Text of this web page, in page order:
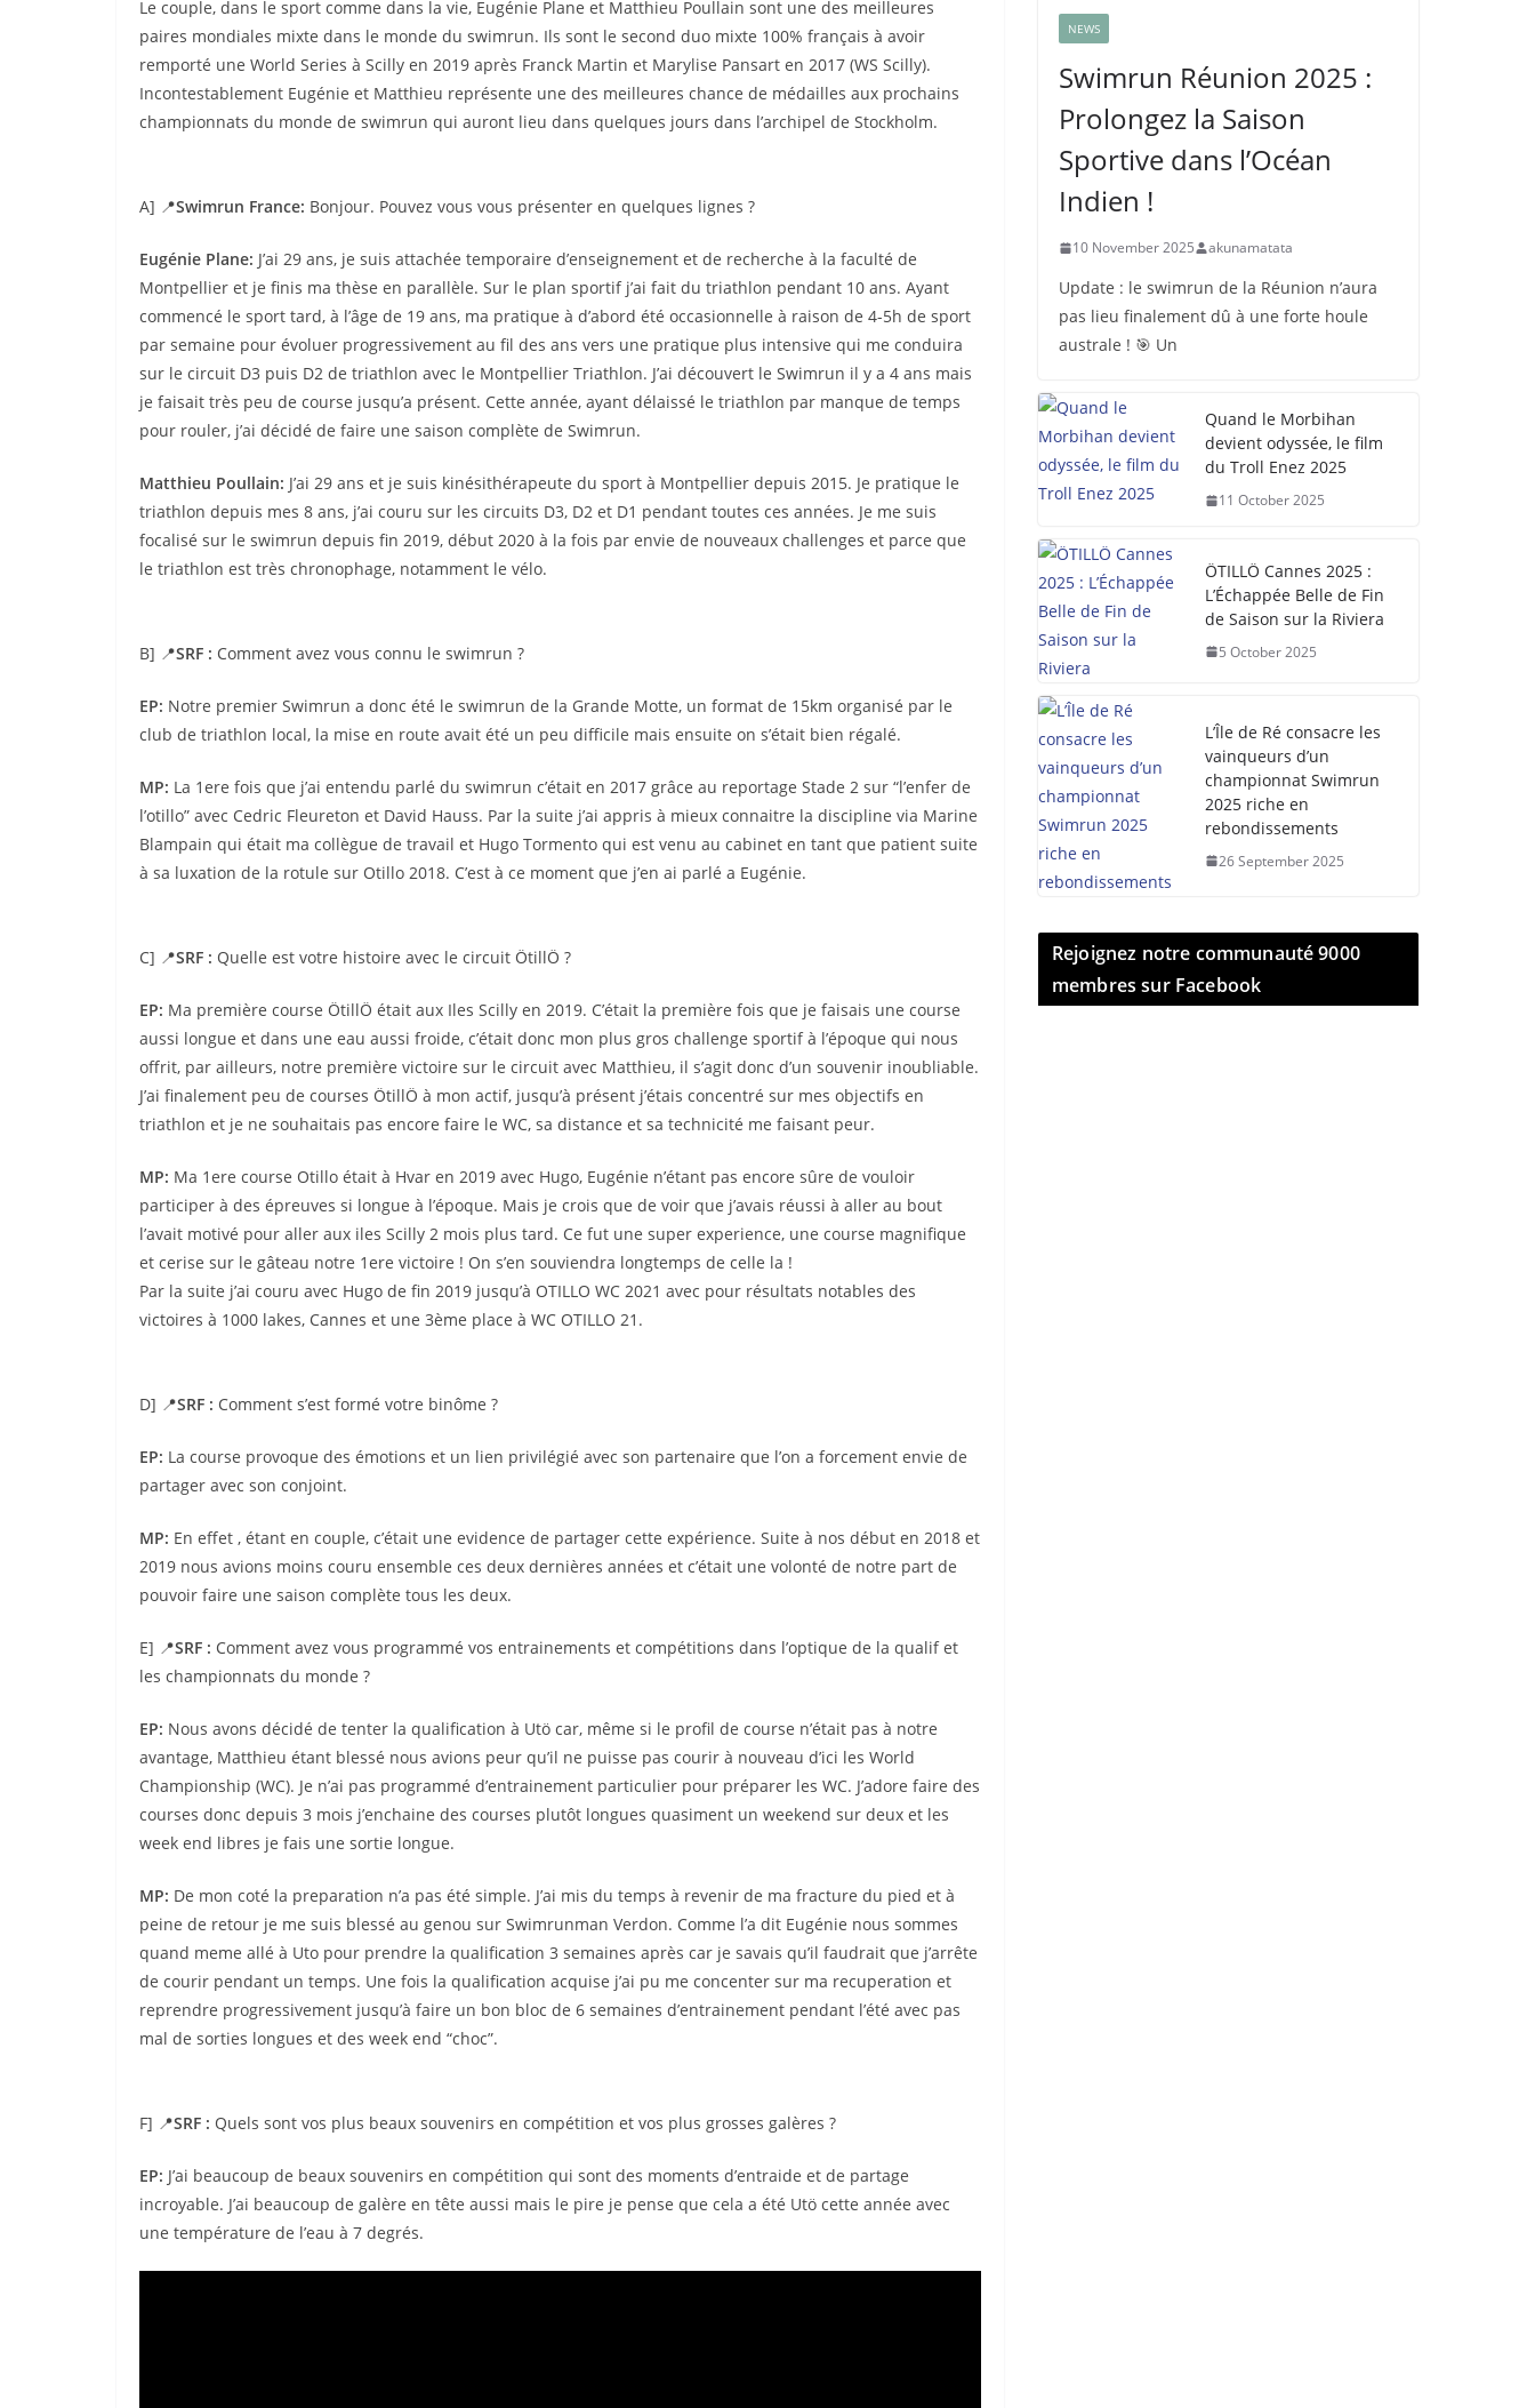
Le couple, dans le sport comme dans la vie, Eugénie Plane et Matthieu Poullain sont une des meilleures
paires mondiales mixte dans le monde du swimrun. Ils sont le second duo mixte 100% français à avoir
remporté une World Series à Scilly en 2019 après Franck Martin et Marylise Pansart en 2017 (WS Scilly).
Incontestablement Eugénie et Matthieu représente une des meilleures chance de médailles aux prochains
championnats du monde de swimrun qui auront lieu dans quelques jours dans l’archipel de Stockholm.
A] 📍Swimrun France: Bonjour. Pouvez vous vous présenter en quelques lignes ?
Eugénie Plane: J’ai 29 ans, je suis attachée temporaire d’enseignement et de recherche à la faculté de
Montpellier et je finis ma thèse en parallèle. Sur le plan sportif j’ai fait du triathlon pendant 10 ans. Ayant
commencé le sport tard, à l’âge de 19 ans, ma pratique à d’abord été occasionnelle à raison de 4-5h de sport
par semaine pour évoluer progressivement au fil des ans vers une pratique plus intensive qui me conduira
sur le circuit D3 puis D2 de triathlon avec le Montpellier Triathlon. J’ai découvert le Swimrun il y a 4 ans mais
je faisait très peu de course jusqu’a présent. Cette année, ayant délaissé le triathlon par manque de temps
pour rouler, j’ai décidé de faire une saison complète de Swimrun.
Matthieu Poullain: J’ai 29 ans et je suis kinésithérapeute du sport à Montpellier depuis 2015. Je pratique le
triathlon depuis mes 8 ans, j’ai couru sur les circuits D3, D2 et D1 pendant toutes ces années. Je me suis
focalisé sur le swimrun depuis fin 2019, début 2020 à la fois par envie de nouveaux challenges et parce que
le triathlon est très chronophage, notamment le vélo.
B] 📍SRF : Comment avez vous connu le swimrun ?
EP: Notre premier Swimrun a donc été le swimrun de la Grande Motte, un format de 15km organisé par le
club de triathlon local, la mise en route avait été un peu difficile mais ensuite on s’était bien régalé.
MP: La 1ere fois que j’ai entendu parlé du swimrun c’était en 2017 grâce au reportage Stade 2 sur “l’enfer de
l’otillo” avec Cedric Fleureton et David Hauss. Par la suite j’ai appris à mieux connaitre la discipline via Marine
Blampain qui était ma collègue de travail et Hugo Tormento qui est venu au cabinet en tant que patient suite
à sa luxation de la rotule sur Otillo 2018. C’est à ce moment que j’en ai parlé a Eugénie.
C] 📍SRF : Quelle est votre histoire avec le circuit ÖtillÖ ?
EP: Ma première course ÖtillÖ était aux Iles Scilly en 2019. C’était la première fois que je faisais une course
aussi longue et dans une eau aussi froide, c’était donc mon plus gros challenge sportif à l’époque qui nous
offrit, par ailleurs, notre première victoire sur le circuit avec Matthieu, il s’agit donc d’un souvenir inoubliable.
J’ai finalement peu de courses ÖtillÖ à mon actif, jusqu’à présent j’étais concentré sur mes objectifs en
triathlon et je ne souhaitais pas encore faire le WC, sa distance et sa technicité me faisant peur.
MP: Ma 1ere course Otillo était à Hvar en 2019 avec Hugo, Eugénie n’étant pas encore sûre de vouloir
participer à des épreuves si longue à l’époque. Mais je crois que de voir que j’avais réussi à aller au bout
l’avait motivé pour aller aux iles Scilly 2 mois plus tard. Ce fut une super experience, une course magnifique
et cerise sur le gâteau notre 1ere victoire ! On s’en souviendra longtemps de celle la !
Par la suite j’ai couru avec Hugo de fin 2019 jusqu’à OTILLO WC 2021 avec pour résultats notables des
victoires à 1000 lakes, Cannes et une 3ème place à WC OTILLO 21.
D] 📍SRF : Comment s’est formé votre binôme ?
EP: La course provoque des émotions et un lien privilégié avec son partenaire que l’on a forcement envie de
partager avec son conjoint.
MP: En effet , étant en couple, c’était une evidence de partager cette expérience. Suite à nos début en 2018 et
2019 nous avions moins couru ensemble ces deux dernières années et c’était une volonté de notre part de
pouvoir faire une saison complète tous les deux.
E] 📍SRF : Comment avez vous programmé vos entrainements et compétitions dans l’optique de la qualif et
les championnats du monde ?
EP: Nous avons décidé de tenter la qualification à Utö car, même si le profil de course n’était pas à notre
avantage, Matthieu étant blessé nous avions peur qu’il ne puisse pas courir à nouveau d’ici les World
Championship (WC). Je n’ai pas programmé d’entrainement particulier pour préparer les WC. J’adore faire des
courses donc depuis 3 mois j’enchaine des courses plutôt longues quasiment un weekend sur deux et les
week end libres je fais une sortie longue.
MP: De mon coté la preparation n’a pas été simple. J’ai mis du temps à revenir de ma fracture du pied et à
peine de retour je me suis blessé au genou sur Swimrunman Verdon. Comme l’a dit Eugénie nous sommes
quand meme allé à Uto pour prendre la qualification 3 semaines après car je savais qu’il faudrait que j’arrête
de courir pendant un temps. Une fois la qualification acquise j’ai pu me concenter sur ma recuperation et
reprendre progressivement jusqu’à faire un bon bloc de 6 semaines d’entrainement pendant l’été avec pas
mal de sorties longues et des week end “choc”.
F] 📍SRF : Quels sont vos plus beaux souvenirs en compétition et vos plus grosses galères ?
EP: J’ai beaucoup de beaux souvenirs en compétition qui sont des moments d’entraide et de partage
incroyable. J’ai beaucoup de galère en tête aussi mais le pire je pense que cela a été Utö cette année avec
une température de l’eau à 7 degrés.
NEWS
Swimrun Réunion 2025 :
Prolongez la Saison
Sportive dans l’Océan
Indien !
10 November 2025 akunamatata
Update : le swimrun de la Réunion n’aura
pas lieu finalement dû à une forte houle
australe ! 🎯 Un
Quand le Morbihan
devient odyssée, le film
du Troll Enez 2025
11 October 2025
ÖTILLÖ Cannes 2025 :
L’Échappée Belle de Fin
de Saison sur la Riviera
5 October 2025
L’Île de Ré consacre les
vainqueurs d’un
championnat Swimrun
2025 riche en
rebondissements
26 September 2025
Rejoignez notre communauté 9000
membres sur Facebook